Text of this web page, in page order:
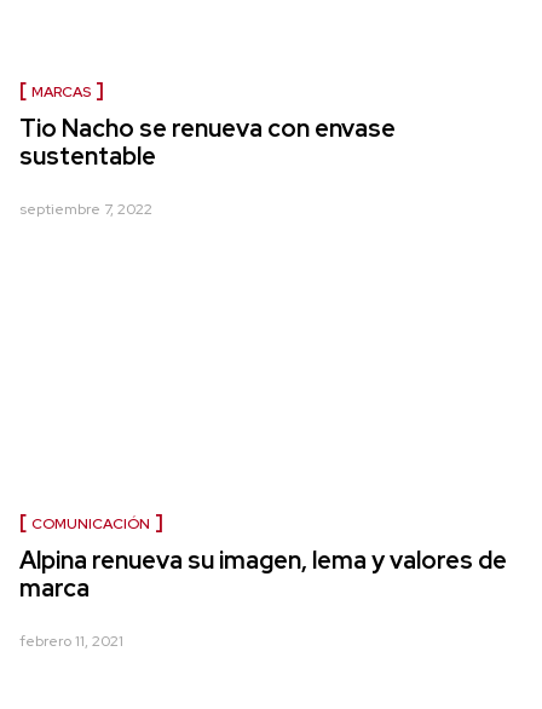
MARCAS
Tio Nacho se renueva con envase
sustentable
septiembre 7, 2022
COMUNICACIÓN
Alpina renueva su imagen, lema y valores de
marca
febrero 11, 2021